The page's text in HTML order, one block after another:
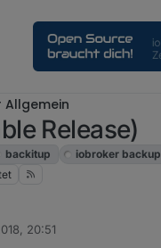
Allgemein
Release)
backitup iobroker backup
20:51
Mai 2018, 22:57